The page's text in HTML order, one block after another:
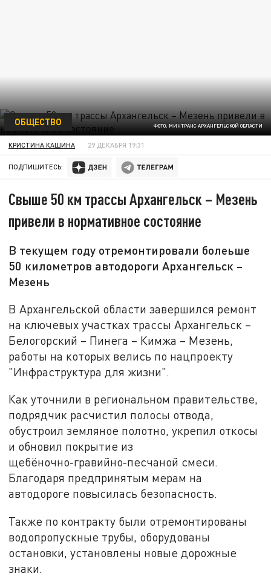
ФОТО: МИНТРАНС АРХАНГЕЛЬСКОЙ ОБЛАСТИ
ОБЩЕСТВО
КРИСТИНА КАШИНА 29 ДЕКАБРЯ 19:31
ПОДПИШИТЕСЬ:
Свыше 50 км трассы Архангельск – Мезень
привели в нормативное состояние
В текущем году отремонтировали болеьше
50 километров автодороги Архангельск –
Мезень
В Архангельской области завершился ремонт
на ключевых участках трассы Архангельск –
Белогорский – Пинега – Кимжа – Мезень,
работы на которых велись по нацпроекту
"Инфраструктура для жизни".
Как уточнили в региональном правительстве,
подрядчик расчистил полосы отвода,
обустроил земляное полотно, укрепил откосы
и обновил покрытие из
щебёночно‑гравийно‑песчаной смеси.
Благодаря предпринятым мерам на
автодороге повысилась безопасность.
Также по контракту были отремонтированы
водопропускные трубы, оборудованы
остановки, установлены новые дорожные
знаки.